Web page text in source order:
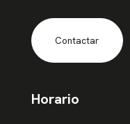
Contactar
Horario